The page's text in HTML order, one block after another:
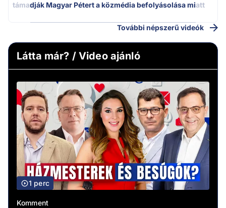
támadják Magyar Pétert a közmédia befolyásolása miatt
További népszerű videók
Látta már? / Video ajánló
1 perc
Komment